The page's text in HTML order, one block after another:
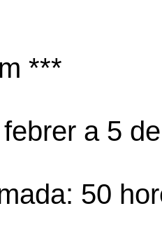
***
a 5
50